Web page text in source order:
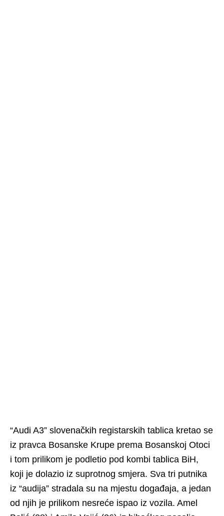
“Audi A3” slovenačkih registarskih tablica kretao se
iz pravca Bosanske Krupe prema Bosanskoj Otoci
i tom prilikom je podletio pod kombi tablica BiH,
koji je dolazio iz suprotnog smjera. Sva tri putnika
iz “audija” stradala su na mjestu događaja, a jedan
od njih je prilikom nesreće ispao iz vozila. Amel